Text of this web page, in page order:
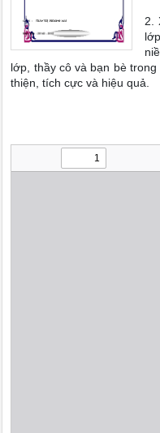
2.
lớp, thầy cô và bạn bè
thiện, tích cực và hiệu quả.